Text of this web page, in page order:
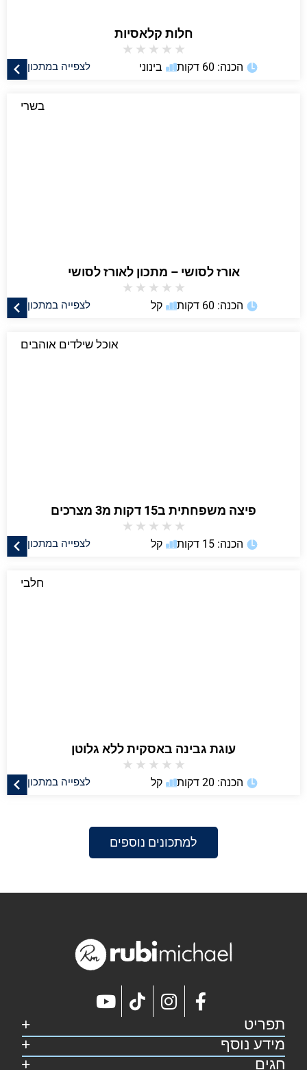
חלות קלאסיות
★
★
★
★
★
לצפייה במתכון הכנה: 60 דקות בינוני
בשרי
אורז לסושי – מתכון לאורז לסושי
★
★
★
★
★
לצפייה במתכון הכנה: 60 דקות קל
אוכל שילדים אוהבים
פיצה משפחתית ב15 דקות מ3 מצרכים
★
★
★
★
★
לצפייה במתכון הכנה: 15 דקות קל
חלבי
עוגת גבינה באסקית ללא גלוטן
★
★
★
★
★
לצפייה במתכון הכנה: 20 דקות קל
למתכונים נוספים
תפריט
דף הבית
קצת על רובי
מידע נוסף
מפת אתר
חגים